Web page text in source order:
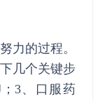
力的过程。
几个关键步
3、口服药